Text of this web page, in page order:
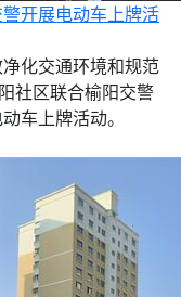
开展电动车上牌活
化交通环境和规范
社区联合榆阳交警
车上牌活动。